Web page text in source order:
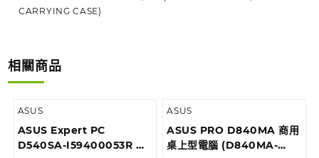
CARRYING CASE)
相關商品
ASUS
ASUS Expert PC
D540SA-I59400053R 商
ASUS
ASUS PRO D840MA 商用
桌上型電腦 (D840MA-